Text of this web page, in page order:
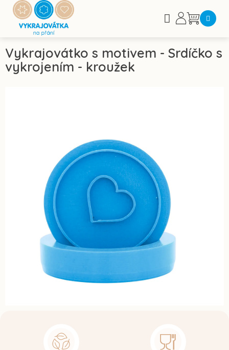
Přejít
obsah
Nákupní
Vykrajovátko s motivem - Srdíčko s
vykrojením - kroužek